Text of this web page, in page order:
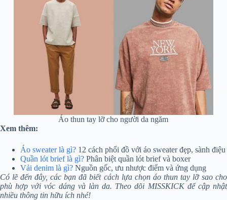
Áo thun tay lỡ cho người da ngăm
Xem thêm:
Áo sweater là gì? 12 cách phối đồ với áo sweater đẹp, sành điệu
Quần lót brief là gì? Phân biệt quần lót brief và boxer
Vải denim là gì? Nguồn gốc, ưu nhược điểm và ứng dụng
Có lẽ đến đây, các bạn đã biết cách lựa chọn áo thun tay lỡ sao cho
phù hợp với vóc dáng và làn da. Theo dõi MISSKICK để cập nhật
nhiều thông tin hữu ích nhé!